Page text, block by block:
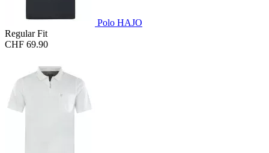
Polo HAJO
Regular Fit
CHF 69.90